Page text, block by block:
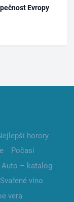
Evropy
horory
Počasí
Auto – katalog
Svařené víno
vera